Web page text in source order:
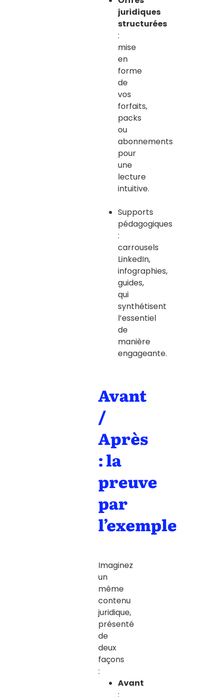
juridiques
structurées
:
mise
en
forme
de
vos
forfaits,
packs
ou
abonnements
pour
une
lecture
intuitive.
Supports
pédagogiques
:
carrousels
LinkedIn,
infographies,
guides,
qui
synthétisent
l’essentiel
de
manière
engageante.
Avant
/
Après
: la
preuve
par
l’exemple
Imaginez
un
même
contenu
juridique,
présenté
de
deux
façons
:
Avant